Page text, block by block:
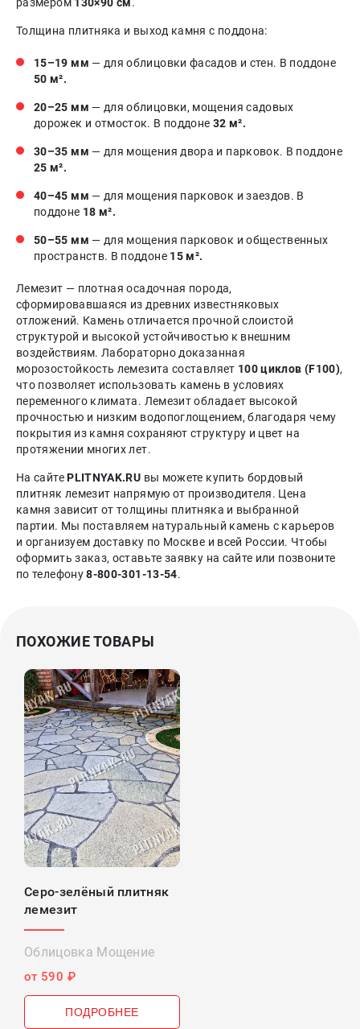
размером 130×90 см.
Толщина плитняка и выход камня с поддона:
15–19 мм — для облицовки фасадов и стен. В поддоне
50 м².
20–25 мм — для облицовки, мощения садовых
дорожек и отмосток. В поддоне 32 м².
30–35 мм — для мощения двора и парковок. В поддоне
25 м².
40–45 мм — для мощения парковок и заездов. В
поддоне 18 м².
50–55 мм — для мощения парковок и общественных
пространств. В поддоне 15 м².
Лемезит — плотная осадочная порода,
сформировавшаяся из древних известняковых
отложений. Камень отличается прочной слоистой
структурой и высокой устойчивостью к внешним
воздействиям. Лабораторно доказанная
морозостойкость лемезита составляет 100 циклов (F100),
что позволяет использовать камень в условиях
переменного климата. Лемезит обладает высокой
прочностью и низким водопоглощением, благодаря чему
покрытия из камня сохраняют структуру и цвет на
протяжении многих лет.
На сайтеPLITNYAK.RU вы можете купить бордовый
плитняк лемезит напрямую от производителя. Цена
камня зависит от толщины плитняка и выбранной
партии. Мы поставляем натуральный камень с карьеров
и организуем доставку по Москве и всей России. Чтобы
оформить заказ, оставьте заявку на сайте или позвоните
по телефону8-800-301-13-54.
ПОХОЖИЕ ТОВАРЫ
Серо-зелёный плитняк
лемезит
Облицовка Мощение
от 590 ₽
ПОДРОБНЕЕ